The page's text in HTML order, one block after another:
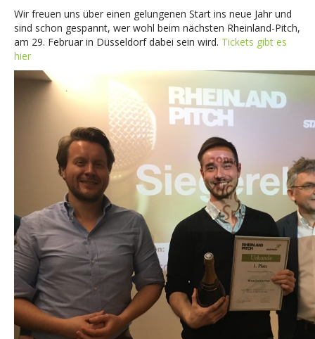
Wir freuen uns über einen gelungenen Start ins neue Jahr und
sind schon gespannt, wer wohl beim nächsten Rheinland-Pitch,
am 29. Februar in Düsseldorf dabei sein wird. Tickets gibt es
hier